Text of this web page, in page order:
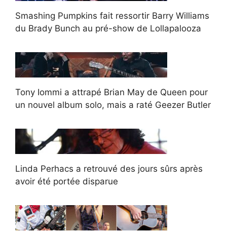
Smashing Pumpkins fait ressortir Barry Williams
du Brady Bunch au pré-show de Lollapalooza
Tony Iommi a attrapé Brian May de Queen pour
un nouvel album solo, mais a raté Geezer Butler
Linda Perhacs a retrouvé des jours sûrs après
avoir été portée disparue